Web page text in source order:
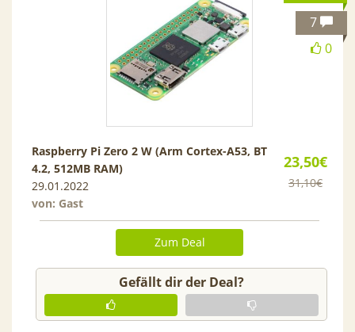
0
7
23,50€
31,10€
Raspberry Pi Zero 2 W (Arm Cortex-A53, BT
4.2, 512MB RAM)
29.01.2022
von: Gast
Zum Deal
Gefällt dir der Deal?